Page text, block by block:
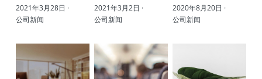
2021年3月28日 ·
公司新闻
2021年3月2日 ·
公司新闻
2020年8月20日 ·
公司新闻